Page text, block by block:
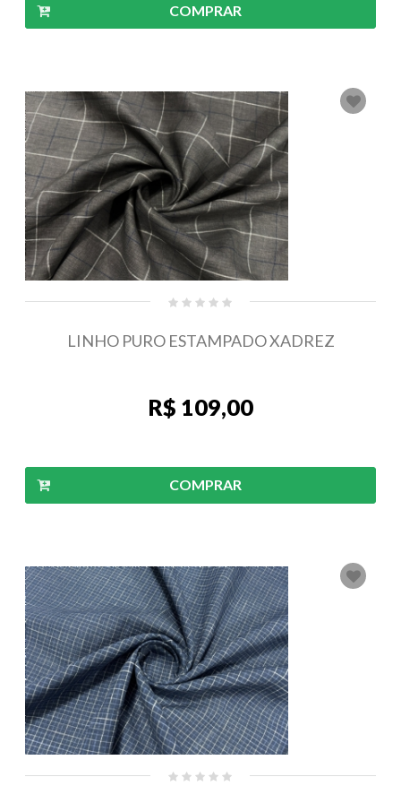
COMPRAR
LINHO PURO ESTAMPADO XADREZ
R$ 109,00
COMPRAR